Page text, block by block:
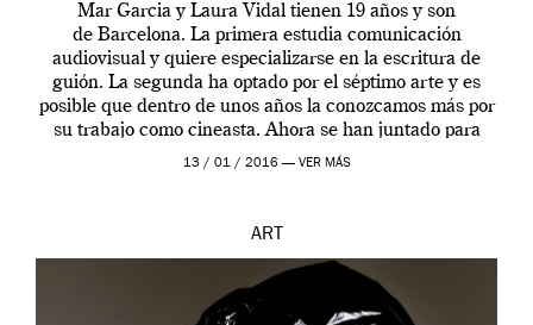
Mar Garcia y Laura Vidal tienen 19 años y son
de Barcelona. La primera estudia comunicación
audiovisual y quiere especializarse en la escritura de
guión. La segunda ha optado por el séptimo arte y es
posible que dentro de unos años la conozcamos más por
su trabajo como cineasta. Ahora se han juntado para
contarnos una […]
13 / 01 / 2016 — VER MÁS
ART